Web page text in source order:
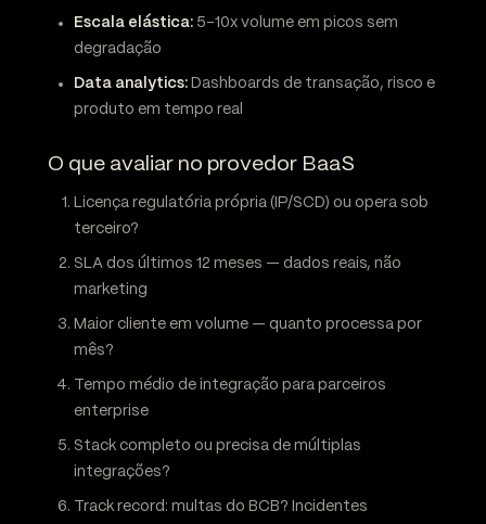
Escala elástica: 5-10x volume em picos sem
degradação
Data analytics: Dashboards de transação, risco e
produto em tempo real
O que avaliar no provedor BaaS
Licença regulatória própria (IP/SCD) ou opera sob
terceiro?
SLA dos últimos 12 meses — dados reais, não
marketing
Maior cliente em volume — quanto processa por
mês?
Tempo médio de integração para parceiros
enterprise
Stack completo ou precisa de múltiplas
integrações?
Track record: multas do BCB? Incidentes